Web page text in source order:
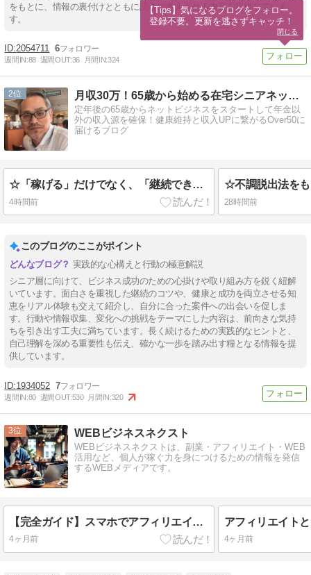
をもとに、情報の裏付けとともに読者に考えさせる内容を提供していま
す。
2054711 6
週間IN:88 週間OUT:36 月間IN:324
2 月収30万！65歳から始める在宅シニアネットビジネス！
定年後の65歳からネットビジネスをスタートして年金以
外の収入源を確保！健康維持と収入UPに繋がるOver50に
届けるブログ
☆「稼げる」だけでなく、「継続できて」初めて成功となる！、これがシニアビジネスの当たり前となる！！
4時間前 28時間前
このブログのここがポイント
実践的な心構えと行動の極意解説
シニア層に向けて、ビジネス成功のための心掛けや取り組み方を鋭く紐解
いています。面白さを重視した継続のコツや、健康と成功を両立させる知
恵をリアル体験も交えて紹介し、自分に合った案件への出会いを促しま
す。行動や情報収集、変化への挑戦をテーマにした内容は、前向きな気持
ちを引き出す工夫に満ちています。長く続けるための実践的なヒントと、
自己理解を深める重要性も伝え、確かな一歩を踏み出す糧となる情報を提
供しています。
1934052 7
週間IN:80 週間OUT:530 月間IN:320
3 WEBビジネスネクスト
WEBビジネスネクストは、副業・アフィリエイト・WEB
活用など、個人が稼ぐ力を身につけるための情報を発信
するWEBメディアです。
【完全ガイド】スマホでアフィリエイトの始め方！初心者が月5万稼ぐ方法と注意点
4ヶ月前 4ヶ月前
【Tips】気になるブログをフォロー。
登録不要。更新を逃さずキャッチ！
閉じる